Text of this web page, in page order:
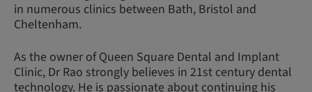
in numerous clinics between Bath, Bristol and
Cheltenham.
As the owner of Queen Square Dental and Implant
Clinic, Dr Rao strongly believes in 21st century dental
technology. He is passionate about continuing his